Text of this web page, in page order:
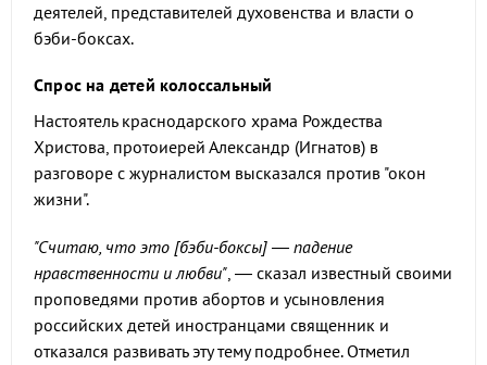
деятелей, представителей духовенства и власти о
бэби-боксах.
Спрос на детей колоссальный
Настоятель краснодарского храма Рождества
Христова, протоиерей Александр (Игнатов) в
разговоре с журналистом высказался против "окон
жизни".
"Считаю, что это [бэби-боксы] — падение
нравственности и любви", — сказал известный своими
проповедями против абортов и усыновления
российских детей иностранцами священник и
отказался развивать эту тему подробнее. Отметил